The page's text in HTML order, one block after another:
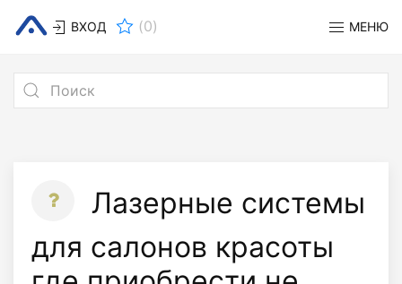
ВХОД (0) МЕНЮ
Лазерные системы
для салонов красоты